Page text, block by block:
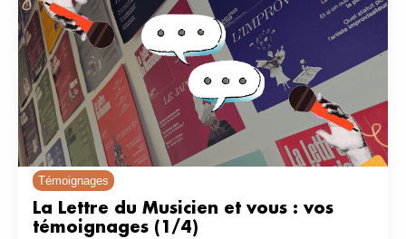
Témoignages
La Lettre du Musicien et vous : vos
témoignages (1/4)